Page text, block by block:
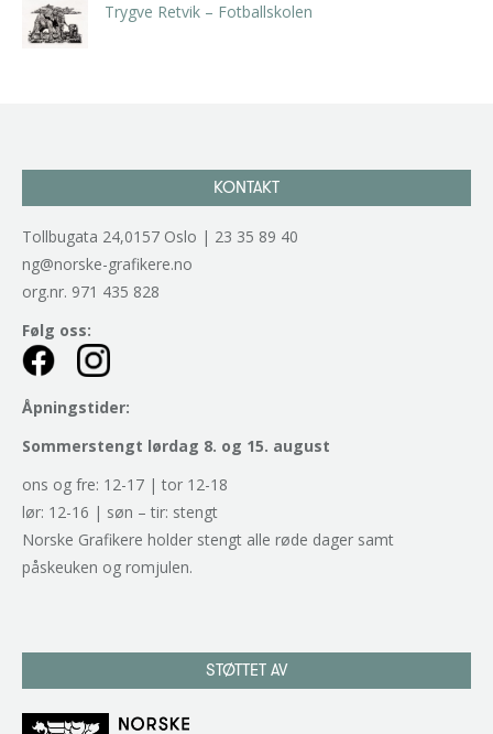
Trygve Retvik – Fotballskolen
KONTAKT
Tollbugata 24,0157 Oslo | 23 35 89 40
ng@norske-grafikere.no
org.nr. 971 435 828
Følg oss:
Åpningstider:
Sommerstengt lørdag 8. og 15. august
ons og fre: 12-17 | tor 12-18
lør: 12-16 | søn – tir: stengt
Norske Grafikere holder stengt alle røde dager samt
påskeuken og romjulen.
STØTTET AV